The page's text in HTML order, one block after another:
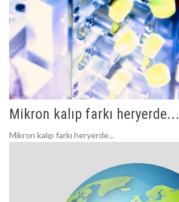
Mikron kalıp farkı heryerde...
Mikron kalıp farkı heryerde...